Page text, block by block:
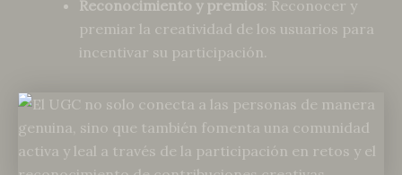
Reconocimiento y premios: Reconocer y
premiar la creatividad de los usuarios para
incentivar su participación.